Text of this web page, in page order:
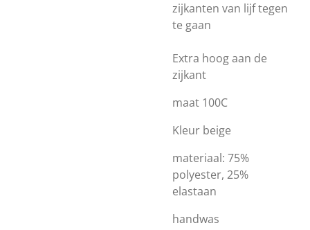
zijkanten van lijf tegen
te gaan
Extra hoog aan de
zijkant
maat 100C
Kleur beige
materiaal: 75%
polyester, 25%
elastaan
handwas